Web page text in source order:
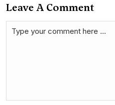
Leave A Comment